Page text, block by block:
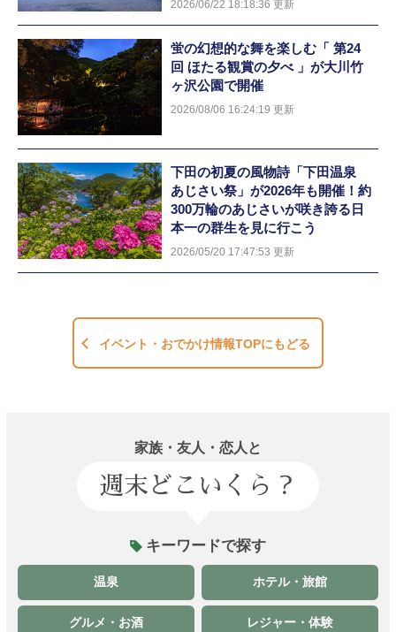
2026/06/22 18:18:36 更新
蛍の幻想的な舞を楽しむ「 第24
回 ほたる観賞の夕べ 」が大川竹
ヶ沢公園で開催
2026/08/06 16:24:19 更新
下田の初夏の風物詩「下田温泉
あじさい祭」が2026年も開催！約
300万輪のあじさいが咲き誇る日
本一の群生を見に行こう
2026/05/20 17:47:53 更新
イベント・おでかけ情報TOPにもどる
家族・友人・恋人と
週末どこいくら？
キーワードで探す
温泉 ホテル・旅館
グルメ・お酒 レジャー・体験